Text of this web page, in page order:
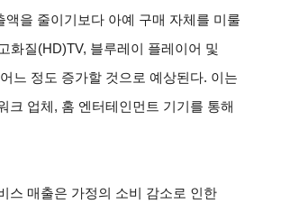
을 줄이기보다 아예 구매 자체를 미룰
화질(HD)TV, 블루레이 플레이어 및
느 정도 증가할 것으로 예상된다. 이는
크 업체, 홈 엔터테인먼트 기기를 통해
스 매출은 가정의 소비 감소로 인한